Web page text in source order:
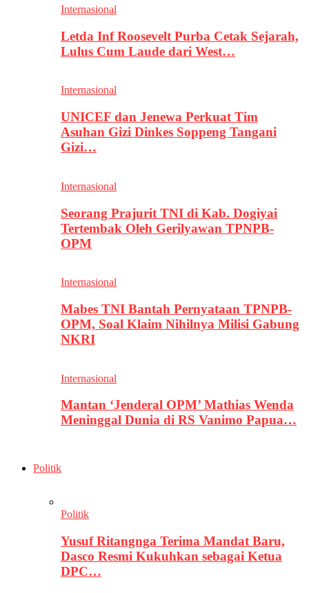
Internasional
Letda Inf Roosevelt Purba Cetak Sejarah,
Lulus Cum Laude dari West…
Internasional
UNICEF dan Jenewa Perkuat Tim
Asuhan Gizi Dinkes Soppeng Tangani
Gizi…
Internasional
Seorang Prajurit TNI di Kab. Dogiyai
Tertembak Oleh Gerilyawan TPNPB-
OPM
Internasional
Mabes TNI Bantah Pernyataan TPNPB-
OPM, Soal Klaim Nihilnya Milisi Gabung
NKRI
Internasional
Mantan ‘Jenderal OPM’ Mathias Wenda
Meninggal Dunia di RS Vanimo Papua…
Politik
Politik
Yusuf Ritangnga Terima Mandat Baru,
Dasco Resmi Kukuhkan sebagai Ketua
DPC…